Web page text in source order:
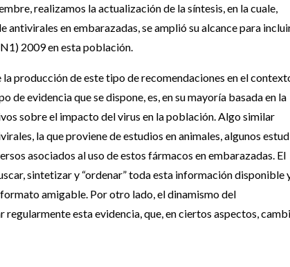
realizamos la actualización de la síntesis, en la cuale,
antivirales en embarazadas, se amplió su alcance para
2009 en esta población.
producción de este tipo de recomendaciones en el
de evidencia que se dispone, es, en su mayoría basada en la
sobre el impacto del virus en la población. Algo similar
la que proviene de estudios en animales, algunos
asociados al uso de estos fármacos en embarazadas. El
sintetizar y “ordenar” toda esta información disponible
amigable. Por otro lado, el dinamismo del
esta evidencia, que, en ciertos aspectos,